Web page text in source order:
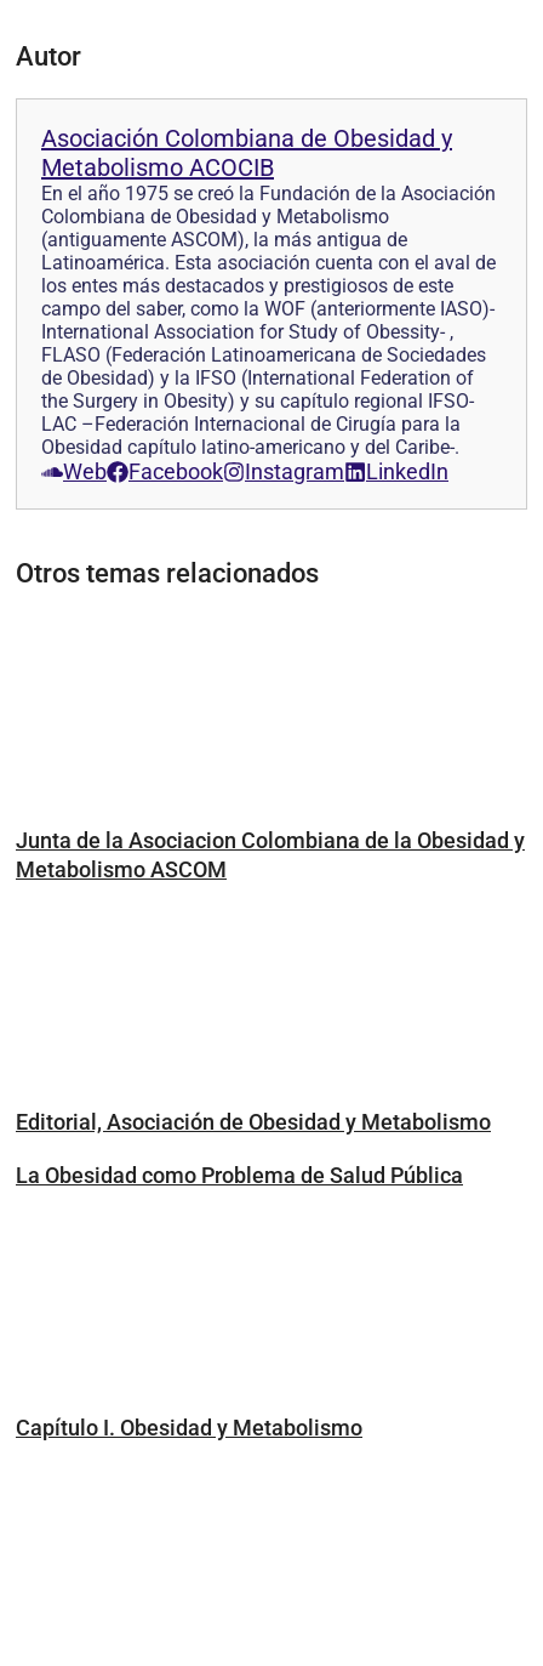
Autor
Asociación Colombiana de Obesidad y
Metabolismo ACOCIB
En el año 1975 se creó la Fundación de la Asociación
Colombiana de Obesidad y Metabolismo
(antiguamente ASCOM), la más antigua de
Latinoamérica. Esta asociación cuenta con el aval de
los entes más destacados y prestigiosos de este
campo del saber, como la WOF (anteriormente IASO)-
International Association for Study of Obessity- ,
FLASO (Federación Latinoamericana de Sociedades
de Obesidad) y la IFSO (International Federation of
the Surgery in Obesity) y su capítulo regional IFSO-
LAC –Federación Internacional de Cirugía para la
Obesidad capítulo latino-americano y del Caribe-.
Web Facebook Instagram LinkedIn
Otros temas relacionados
Junta de la Asociacion Colombiana de la Obesidad y
Metabolismo ASCOM
Editorial, Asociación de Obesidad y Metabolismo
La Obesidad como Problema de Salud Pública
Capítulo I. Obesidad y Metabolismo